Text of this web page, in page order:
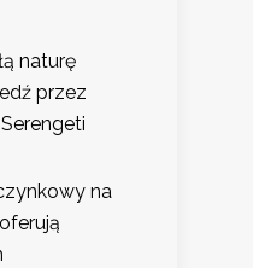
naturę
przez
na